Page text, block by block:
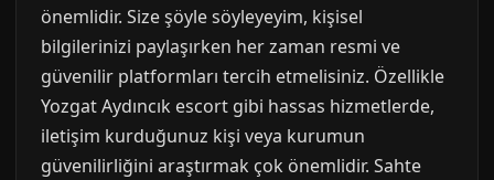
önemlidir. Size şöyle söyleyeyim, kişisel
bilgilerinizi paylaşırken her zaman resmi ve
güvenilir platformları tercih etmelisiniz. Özellikle
Yozgat Aydıncık escort gibi hassas hizmetlerde,
iletişim kurduğunuz kişi veya kurumun
güvenilirliğini araştırmak çok önemlidir. Sahte